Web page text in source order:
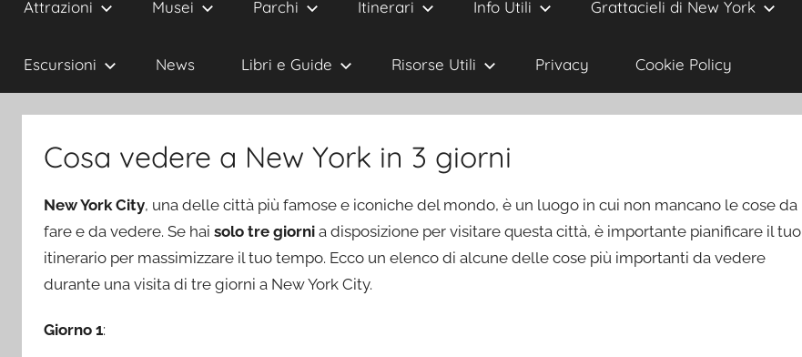
Attrazioni Musei Parchi Itinerari Info Utili Grattacieli di New York
Escursioni News Libri e Guide Risorse Utili Privacy Cookie Policy
Cosa vedere a New York in 3 giorni
New York City, una delle città più famose e iconiche del mondo, è un luogo in cui non mancano le cose da
fare e da vedere. Se hai solo tre giorni a disposizione per visitare questa città, è importante pianificare il tuo
itinerario per massimizzare il tuo tempo. Ecco un elenco di alcune delle cose più importanti da vedere
durante una visita di tre giorni a New York City.
Giorno 1: